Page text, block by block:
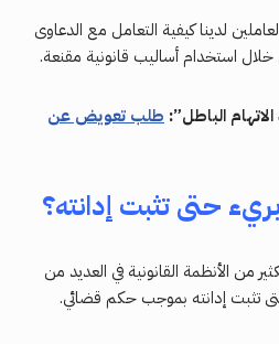
لدينا كيفية التعامل مع الدعاوى
خلال استخدام أساليب قانونية مقنعة.
الباطل”: طلب تعويض عن
حتى تثبت إدانته؟
من الأنظمة القانونية في العديد من
تثبت إدانته بموجب حكم قضائي.